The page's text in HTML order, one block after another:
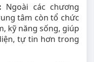
Ngoài các chương
tâm còn tổ chức
kỹ năng sống, giúp
tự tin hơn trong